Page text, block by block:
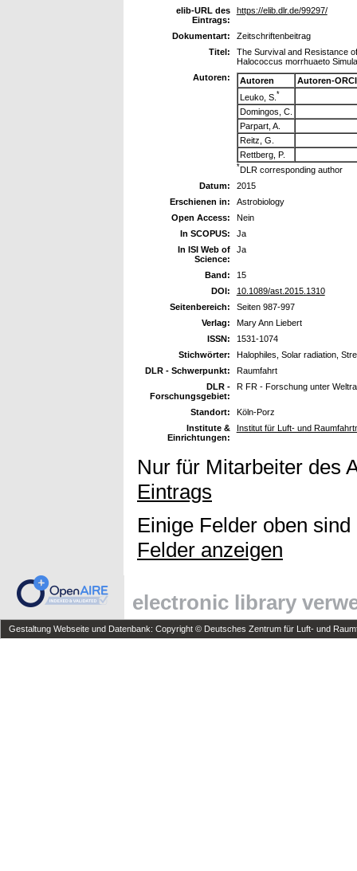
elib-URL des
Eintrags:
https://elib.dlr.de/99297/
Dokumentart:
Zeitschriftenbeitrag
Titel:
The Survival and Resistance
Halococcus morrhuaeto
Autoren:
Autoren
Autoren-
Leuko, S. *
Domingos, C.
Parpart, A.
Reitz, G.
Rettberg, P.
*DLR corresponding author
Datum:
2015
Erschienen in:
Astrobiology
Open Access:
Nein
In SCOPUS:
Ja
In ISI Web of
Science:
Ja
Band:
15
DOI:
10.1089/ast.2015.1310
Seitenbereich:
Seiten 987-997
Verlag:
Mary Ann Liebert
ISSN:
1531-1074
Stichwörter:
Halophiles, Solar radiation,
DLR - Schwerpunkt:
Raumfahrt
DLR -
Forschungsgebiet:
R FR - Forschung unter
Standort:
Köln-Porz
Institute &
Einrichtungen:
Institut für Luft- und
Nur für Mitarbeiter des
Eintrags
Einige Felder oben
Felder anzeigen
electronic library
Gestaltung Webseite und Datenbank: Copyright © Deutsches Zentrum für Luft- und